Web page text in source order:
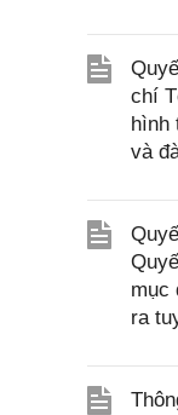
chí
hình
và
mục
ra